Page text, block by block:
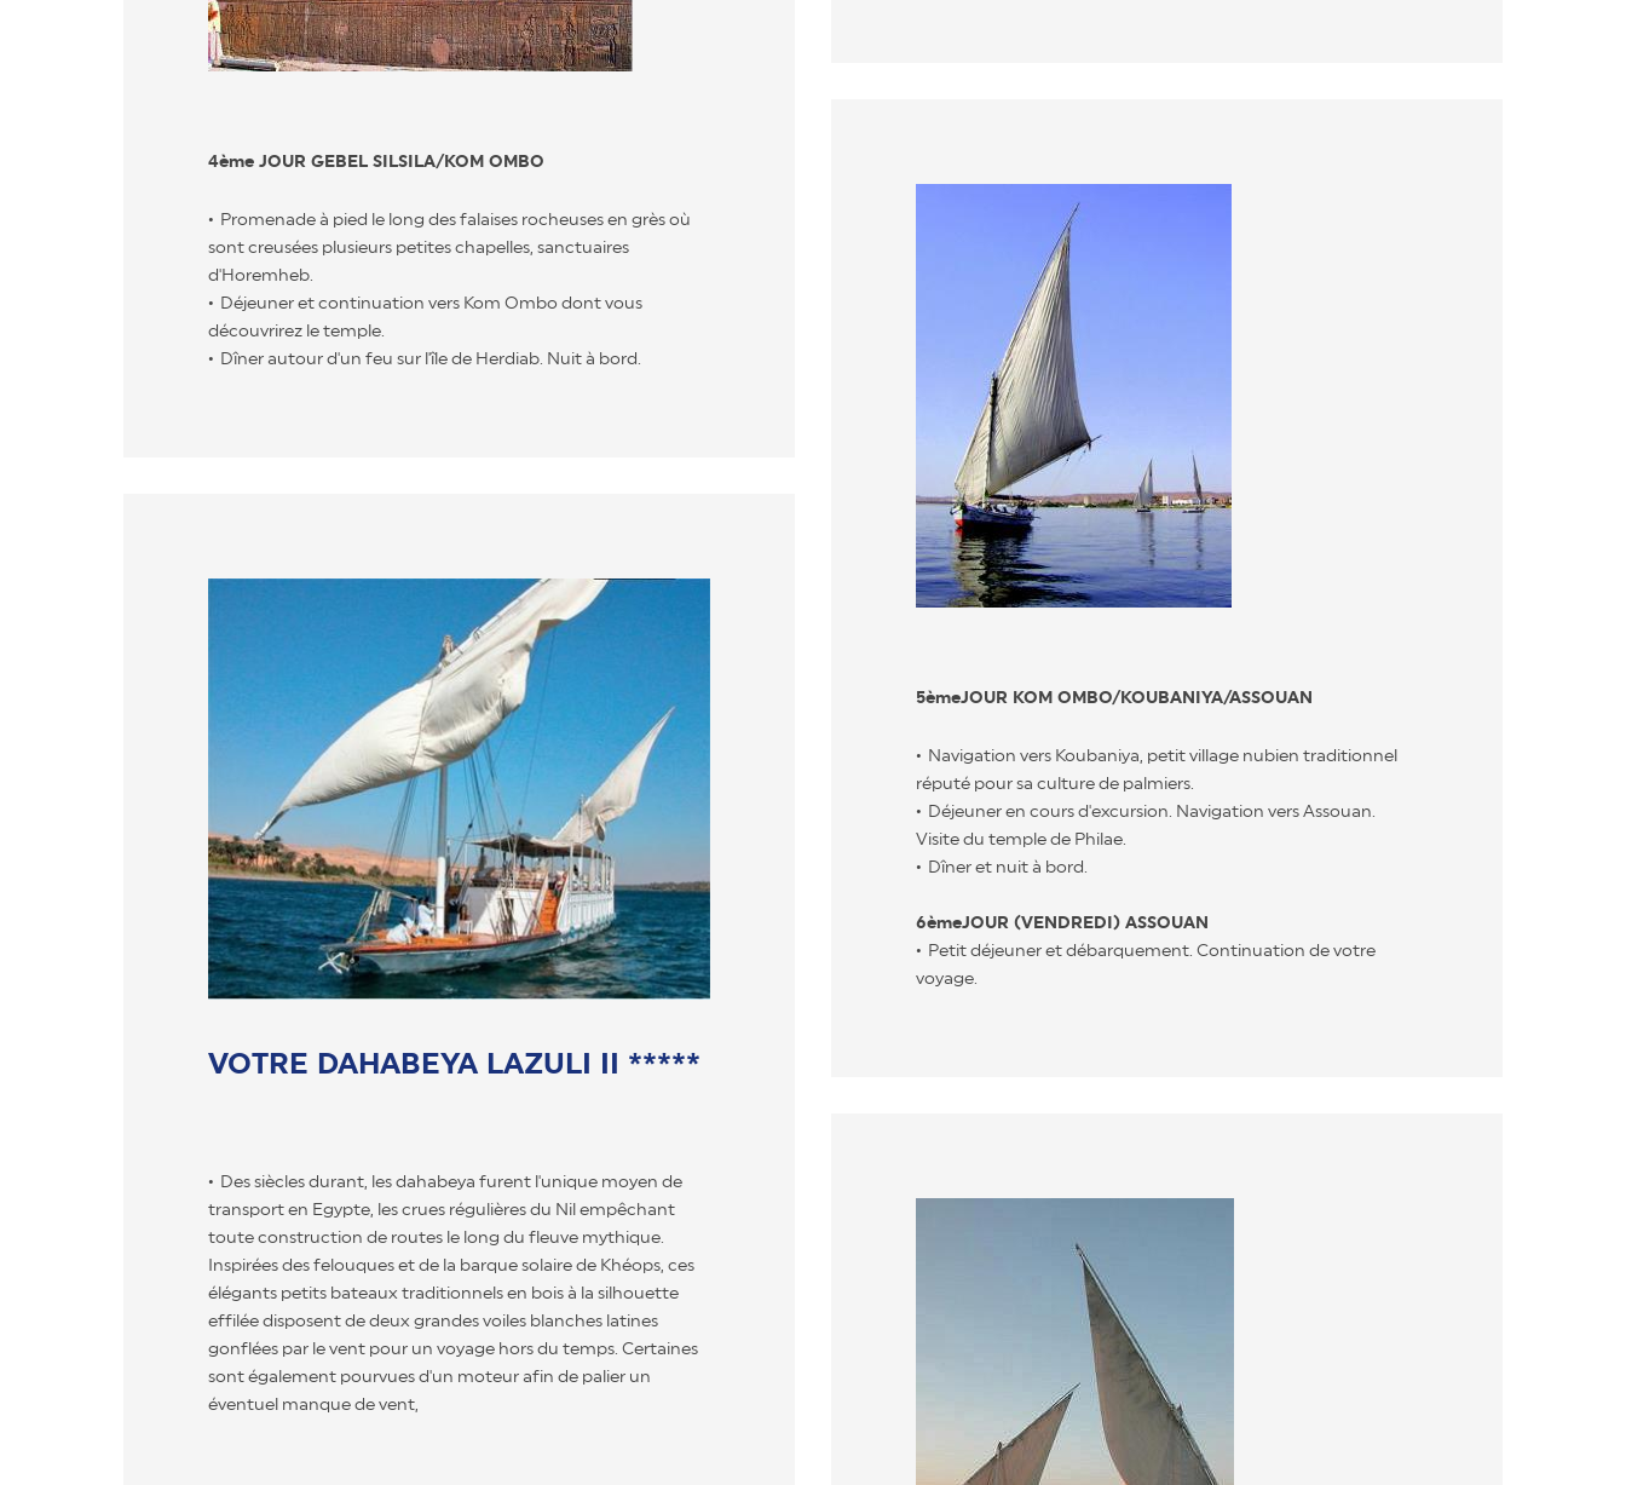
4ème JOUR GEBEL SILSILA/KOM OMBO
Promenade à pied le long des falaises rocheuses en grès où
sont creusées plusieurs petites chapelles, sanctuaires
d'Horemheb.
Déjeuner et continuation vers Kom Ombo dont vous
découvrirez le temple.
Dîner autour d'un feu sur l'île de Herdiab. Nuit à bord.
5èmeJOUR KOM OMBO/KOUBANIYA/ASSOUAN
Navigation vers Koubaniya, petit village nubien traditionnel
réputé pour sa culture de palmiers.
Déjeuner en cours d'excursion. Navigation vers Assouan.
Visite du temple de Philae.
Dîner et nuit à bord.
6èmeJOUR (VENDREDI) ASSOUAN
Petit déjeuner et débarquement. Continuation de votre
voyage.
VOTRE DAHABEYA LAZULI II *****
Des siècles durant, les dahabeya furent l'unique moyen de
transport en Egypte, les crues régulières du Nil empêchant
toute construction de routes le long du fleuve mythique.
Inspirées des felouques et de la barque solaire de Khéops, ces
élégants petits bateaux traditionnels en bois à la silhouette
effilée disposent de deux grandes voiles blanches latines
gonflées par le vent pour un voyage hors du temps. Certaines
sont également pourvues d'un moteur afin de palier un
éventuel manque de vent,